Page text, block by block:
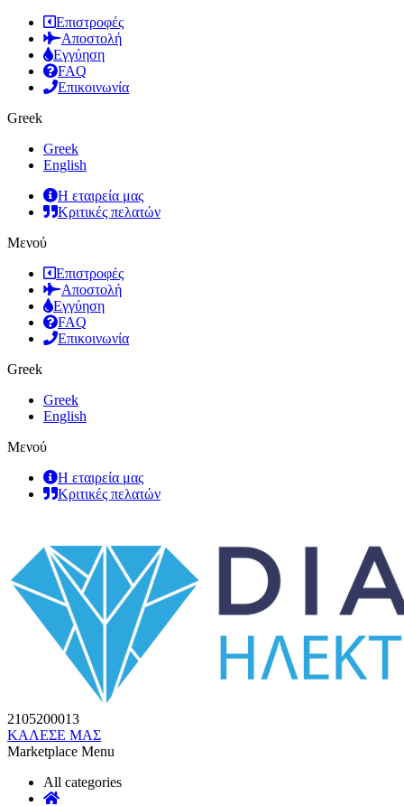
Επιστροφές
Αποστολή
Εγγύηση
FAQ
Επικοινωνία
Greek
Greek
English
Η εταιρεία μας
Κριτικές πελατών
Μενού
Επιστροφές
Αποστολή
Εγγύηση
FAQ
Επικοινωνία
Greek
Greek
English
Μενού
Η εταιρεία μας
Κριτικές πελατών
2105200013
ΚΑΛΕΣΕ ΜΑΣ
Marketplace Menu
All categories